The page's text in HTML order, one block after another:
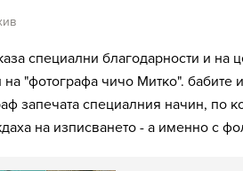
специални благодарности и на
на "фотографа чичо Митко". бабите
запечата специалния начин, по
на изписването - а именно с